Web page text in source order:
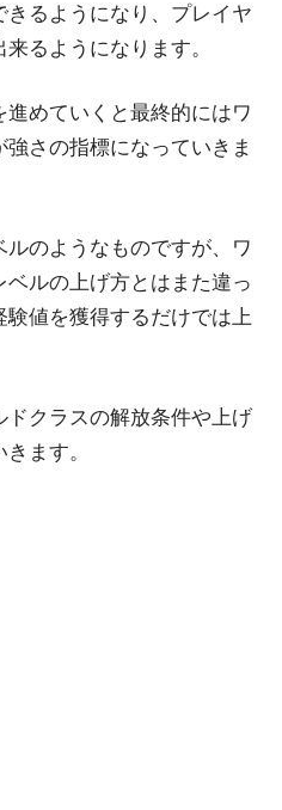
るようになり、プレイヤ
るようになります。
めていくと最終的にはワ
さの指標になっていきま
のようなものですが、ワ
ルの上げ方とはまた違っ
値を獲得するだけでは上
クラスの解放条件や上げ
ます。